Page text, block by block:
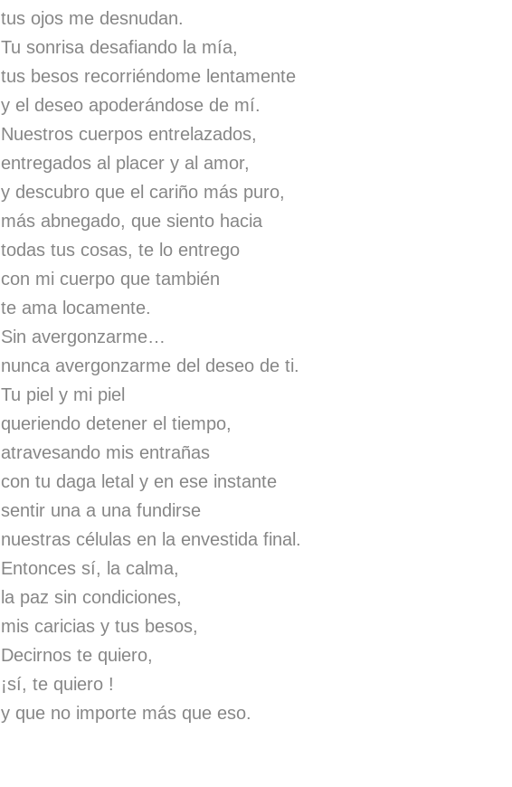
tus ojos me desnudan.
Tu sonrisa desafiando la mía,
tus besos recorriéndome lentamente
y el deseo apoderándose de mí.
Nuestros cuerpos entrelazados,
entregados al placer y al amor,
y descubro que el cariño más puro,
más abnegado, que siento hacia
todas tus cosas, te lo entrego
con mi cuerpo que también
te ama locamente.
Sin avergonzarme…
nunca avergonzarme del deseo de ti.
Tu piel y mi piel
queriendo detener el tiempo,
atravesando mis entrañas
con tu daga letal y en ese instante
sentir una a una fundirse
nuestras células en la envestida final.
Entonces sí, la calma,
la paz sin condiciones,
mis caricias y tus besos,
Decirnos te quiero,
¡sí, te quiero !
y que no importe más que eso.